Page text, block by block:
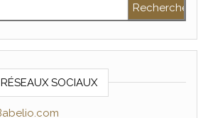
RÉSEAUX SOCIAUX